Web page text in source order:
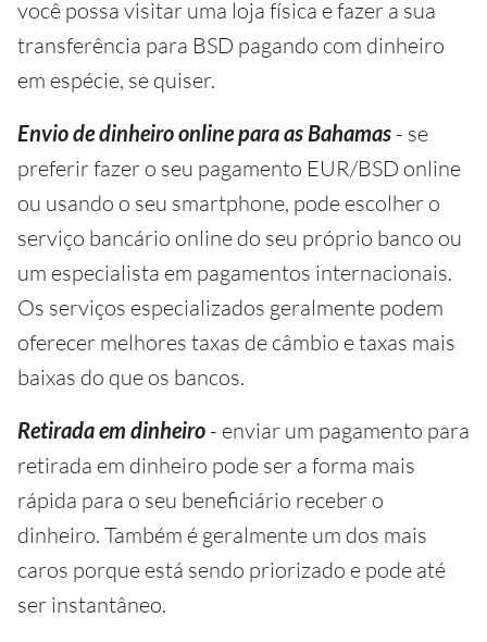
você possa visitar uma loja física e fazer a sua
transferência para BSD pagando com dinheiro
em espécie, se quiser.
Envio de dinheiro online para as Bahamas - se
preferir fazer o seu pagamento EUR/BSD online
ou usando o seu smartphone, pode escolher o
serviço bancário online do seu próprio banco ou
um especialista em pagamentos internacionais.
Os serviços especializados geralmente podem
oferecer melhores taxas de câmbio e taxas mais
baixas do que os bancos.
Retirada em dinheiro - enviar um pagamento para
retirada em dinheiro pode ser a forma mais
rápida para o seu beneficiário receber o
dinheiro. Também é geralmente um dos mais
caros porque está sendo priorizado e pode até
ser instantâneo.